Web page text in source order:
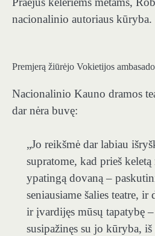
nacionalinio autoriaus kūryba.
Premjerą žiūrėjo Vokietijos
Nacionalinio Kauno dramos
dar nėra buvę:
„Jo reikšmė dar labiau
supratome, kad prieš
ypatingą dovaną –
seniausiame šalies teatre,
ir įvardijęs mūsų tapatybę
susipažinęs su jo kūryba,